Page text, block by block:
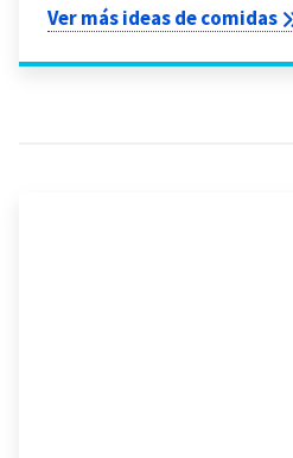
Ver más ideas de comidas